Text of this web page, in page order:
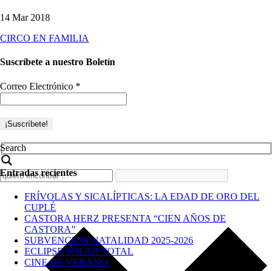
14 Mar 2018
CIRCO EN FAMILIA
Suscríbete a nuestro Boletín
Correo Electrónico *
Search
Entradas recientes
FRÍVOLAS Y SICALÍPTICAS: LA EDAD DE ORO DEL
CUPLÉ
CASTORA HERZ PRESENTA “CIEN AÑOS DE
CASTORA”
SUBVENCIÓN NATALIDAD 2025-2026
ECLIPSE SOLAR TOTAL
CINE DE VERANO